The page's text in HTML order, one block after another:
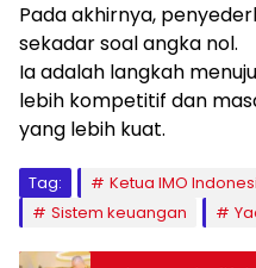
Pada akhirnya,
sekadar soal angka nol.
Ia adalah langkah
lebih kompetitif dan
yang lebih kuat.
Tag: Ketua IMO
Sistem keuangan